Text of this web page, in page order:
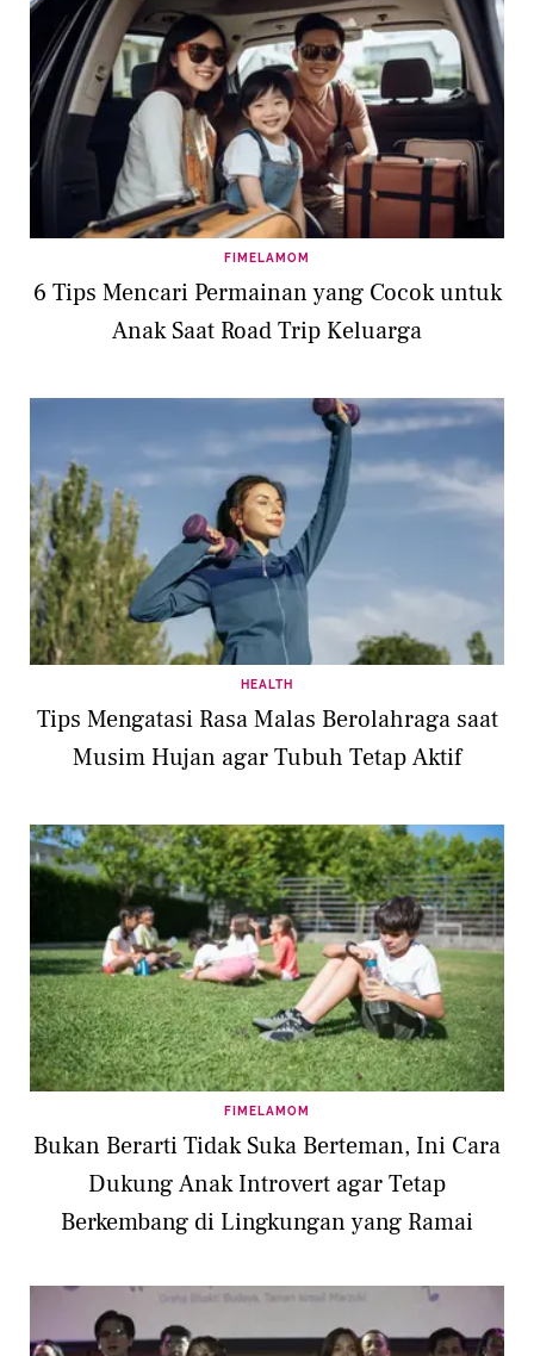
FIMELAMOM
6 Tips Mencari Permainan yang Cocok untuk
Anak Saat Road Trip Keluarga
HEALTH
Tips Mengatasi Rasa Malas Berolahraga saat
Musim Hujan agar Tubuh Tetap Aktif
FIMELAMOM
Bukan Berarti Tidak Suka Berteman, Ini Cara
Dukung Anak Introvert agar Tetap
Berkembang di Lingkungan yang Ramai